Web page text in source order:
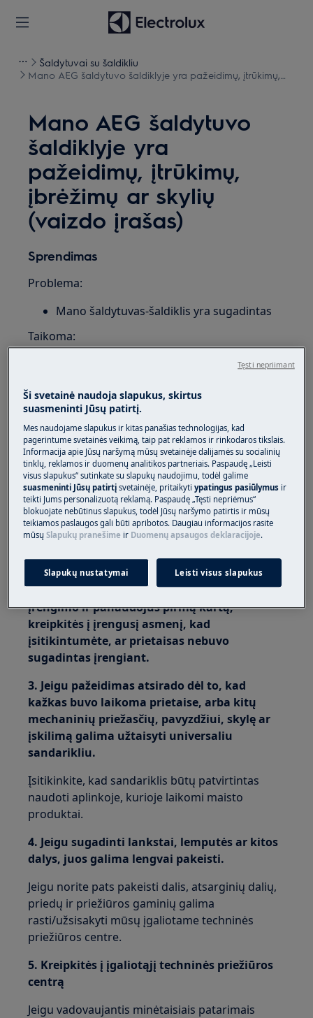
Šaldytuvai su šaldikliu
Mano AEG šaldytuvo šaldiklyje yra pažeidimų, įtrūkimų,
Mano AEG šaldytuvo
šaldiklyje yra
pažeidimų, įtrūkimų,
įbrėžimų ar skylių
(vaizdo įrašas)
Sprendimas
Problema:
Mano šaldytuvas-šaldiklis yra sugadintas
Taikoma:
Šaldiklis
Vyno aušintuvas
Sprendimas:
1. Jeigu pažeidimas buvo pastebėtas
išpakuojant prietaisą, nedelsdami kreipkitės į
savo pardavėją ir išsiaiškinkite, ar jis buvo
sugadintas pristatymo metu.
naudotis.
2. Jeigu pažeidimas buvo pastebėtas po
įrengimo ir panaudojus pirmą kartą,
kreipkitės į įrengusį asmenį, kad
įsitikintumėte, ar prietaisas nebuvo
sugadintas įrengiant.
3. Jeigu pažeidimas atsirado dėl to, kad
kažkas buvo laikoma prietaise, arba kitų
mechaninių priežasčių, pavyzdžiui, skylę ar
įskilimą galima užtaisyti universaliu
sandarikliu.
Įsitikinkite, kad sandariklis būtų patvirtintas
naudoti aplinkoje, kurioje laikomi maisto
produktai.
4. Jeigu sugadinti lankstai, lemputės ar kitos
dalys, juos galima lengvai pakeisti.
Jeigu norite pats pakeisti dalis, atsarginių dalių,
priedų ir priežiūros gaminių galima
rasti/užsisakyti mūsų įgaliotame techninės
priežiūros centre.
5. Kreipkitės į įgaliotąjį techninės priežiūros
centrą
Jeigu vadovaujantis minėtaisiais patarimais
Ši svetainė naudoja slapukus, skirtus
suasmeninti Jūsų patirtį.
Mes naudojame slapukus ir kitas panašias technologijas, kad
pagerintume svetainės veikimą, taip pat reklamos ir rinkodaros tikslais.
Informacija apie Jūsų naršymą mūsų svetainėje dalijamės su socialinių
tinklų, reklamos ir duomenų analitikos partneriais. Paspaudę „Leisti
visus slapukus“ sutinkate su slapukų naudojimu, todėl galime
suasmeninti Jūsų patirtįsvetainėje, pritaikytiypatingus pasiūlymus ir
teikti Jums personalizuotą reklamą. Paspaudę „Tęsti nepriėmus“
blokuojate nebūtinus slapukus, todėl Jūsų naršymo patirtis ir mūsų
teikiamos paslaugos gali būti apribotos. Daugiau informacijos rasite
mūsųSlapukų pranešime ir Duomenų apsaugos deklaracijoje.
Slapukų nustatymai Leisti visus slapukus
Tęsti nepriimant